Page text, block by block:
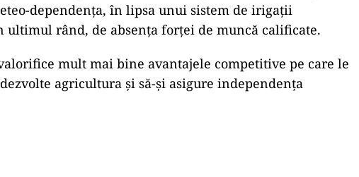
dependenţa, în lipsa unui sistem de irigaţii
ultimul rând, de absența forței de muncă calificate.
mult mai bine avantajele competitive pe care le
agricultura şi să-și asigure independenţa